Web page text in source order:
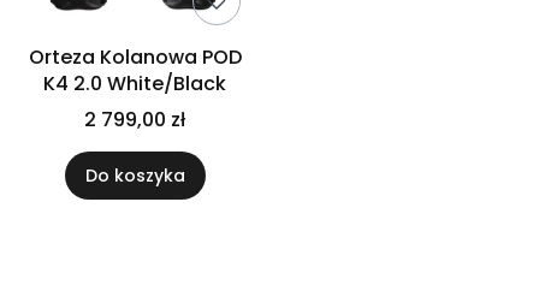
Orteza Kolanowa POD
K4 2.0 White/Black
2 799,00 zł
Do koszyka